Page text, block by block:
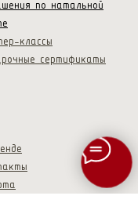
по натальной
классы
сертификаты